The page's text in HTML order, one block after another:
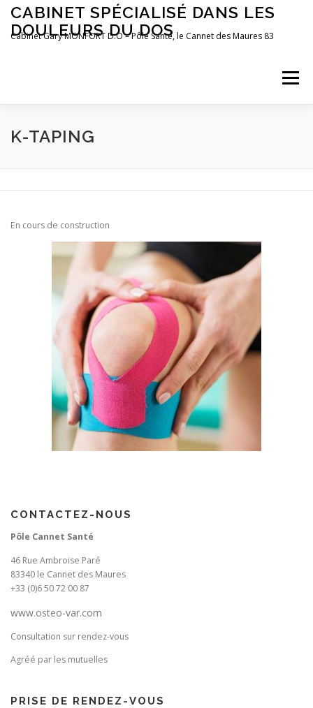
Aller
contenu
CABINET SPÉCIALISÉ DANS LES
DOULEURS DU DOS
Cabinet Gary MONFORT D.O – Pôle Santé, le Cannet des Maures 83
Menu
LE CABINET
K-TAPING
En cours de construction
CONTACTEZ-NOUS
Pôle Cannet Santé
46 Rue Ambroise Paré
83340 le Cannet des Maures
+33 (0)6 50 72 00 87
www.osteo-var.com
Consultation sur rendez-vous
Agréé par les mutuelles
PRISE DE RENDEZ-VOUS